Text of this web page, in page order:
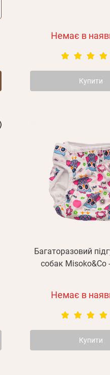
Немає в
Купити
Багаторазовий
собак Misoko&Co
Немає в
Купити